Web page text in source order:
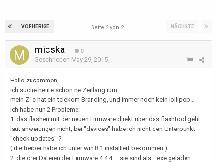
VORHERIGE NÄCHSTE
Seite 2 von 2
micska 0
Geschrieben May 29, 2015
Hallo zusammen,
ich suche heute schon ne Zeitlang rum:
mein Z1c hat ein telekom Branding, und immer noch kein lollipop...
ich habe nun 2 Probleme:
1. das flashen mit der neuen Firmware direkt über das flashtool geht
laut anweiungen nicht, bei "devices" habe ich nicht den Unterpunkt
"check updates" ?!
( die treiber habe ich unter win 8.1 installiert bekommen )
2. die drei Dateien der Firmware 4.4.4 ... sie sind als ...exe geladen